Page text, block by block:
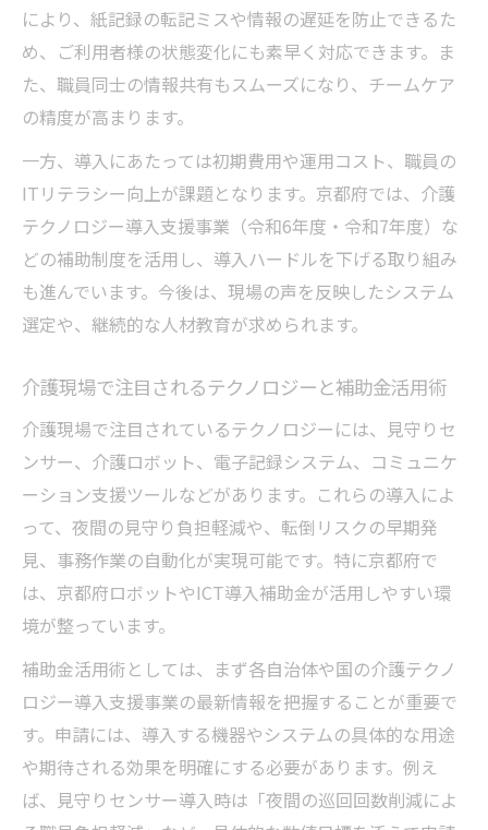
定術
補助金を活用したICT導入と効果的な運用方
法
補助金を活用した介護現場の効率化ステップ
介護テクノロジー活用で受けられる補助金
の概要
補助金を活用した介護ICT導入のステップ解
説
最新の介護テクノロジー補助金申請のポイ
ント
術
ICT補助金を活かした事業所の取り組み事例
現場職員が感じる介護ICT導入の課題と解決策
介護ICT導入時に現場で直面する主な課題と
は
職員が抱えるICT操作の不安と解決アプロー
チ
教育・マニュアル整備による導入障壁の克
服法
情報漏洩リスク対策も重要な介護ICTのポイ
により、紙記録の転記ミスや情報の遅延を防止できるた
め、ご利用者様の状態変化にも素早く対応できます。ま
た、職員同士の情報共有もスムーズになり、チームケア
の精度が高まります。
一方、導入にあたっては初期費用や運用コスト、職員の
ITリテラシー向上が課題となります。京都府では、介護
テクノロジー導入支援事業（令和6年度・令和7年度）な
どの補助制度を活用し、導入ハードルを下げる取り組み
も進んでいます。今後は、現場の声を反映したシステム
選定や、継続的な人材教育が求められます。
介護現場で注目されるテクノロジーと補助金活用術
介護現場で注目されているテクノロジーには、見守りセ
ンサー、介護ロボット、電子記録システム、コミュニケ
ーション支援ツールなどがあります。これらの導入によ
って、夜間の見守り負担軽減や、転倒リスクの早期発
見、事務作業の自動化が実現可能です。特に京都府で
は、京都府ロボットやICT導入補助金が活用しやすい環
境が整っています。
補助金活用術としては、まず各自治体や国の介護テクノ
ロジー導入支援事業の最新情報を把握することが重要で
す。申請には、導入する機器やシステムの具体的な用途
や期待される効果を明確にする必要があります。例え
ば、見守りセンサー導入時は「夜間の巡回回数削減によ